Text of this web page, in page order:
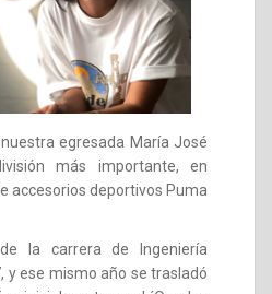
egresada María José
más importante, en
accesorios deportivos Puma
la carrera de Ingeniería
y ese mismo año se trasladó